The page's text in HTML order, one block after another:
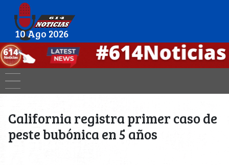
10 Ago 2026
California registra primer caso de
peste bubónica en 5 años